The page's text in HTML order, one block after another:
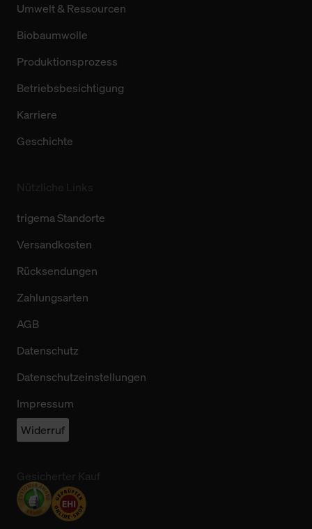
Umwelt & Ressourcen
Biobaumwolle
Produktionsprozess
Betriebsbesichtigung
Karriere
Geschichte
trigema Standorte
Versandkosten
Rücksendungen
Zahlungsarten
AGB
Datenschutz
Datenschutzeinstellungen
Impressum
Widerruf